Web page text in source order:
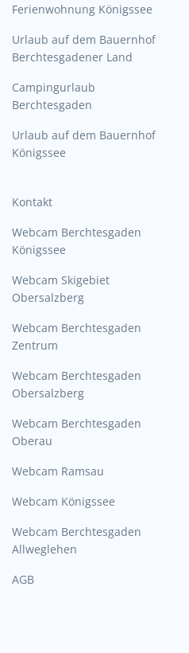
Ferienwohnung Königssee
Urlaub auf dem Bauernhof
Berchtesgadener Land
Campingurlaub
Berchtesgaden
Urlaub auf dem Bauernhof
Königssee
Kontakt
Webcam Berchtesgaden
Königssee
Webcam Skigebiet
Obersalzberg
Webcam Berchtesgaden
Zentrum
Webcam Berchtesgaden
Obersalzberg
Webcam Berchtesgaden
Oberau
Webcam Ramsau
Webcam Königssee
Webcam Berchtesgaden
Allweglehen
AGB